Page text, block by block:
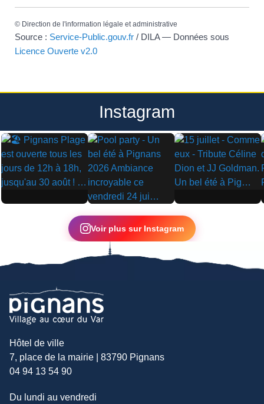
© Direction de l'information légale et administrative
Source : Service-Public.gouv.fr / DILA — Données sous
Licence Ouverte v2.0
Instagram
▶
▶
▶
Voir plus sur Instagram
Hôtel de ville
7, place de la mairie | 83790 Pignans
04 94 13 54 90
Du lundi au vendredi